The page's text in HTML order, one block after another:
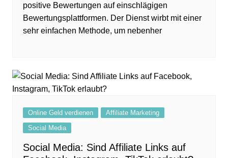
positive Bewertungen auf einschlägigen
Bewertungsplattformen. Der Dienst wirbt mit einer
sehr einfachen Methode, um nebenher
Online Geld verdienen
Affiliate Marketing
Social Media
Social Media: Sind Affiliate Links auf